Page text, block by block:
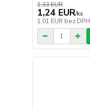
1,33 EUR
1,24 EUR/ks
1,01 EUR bez DPH